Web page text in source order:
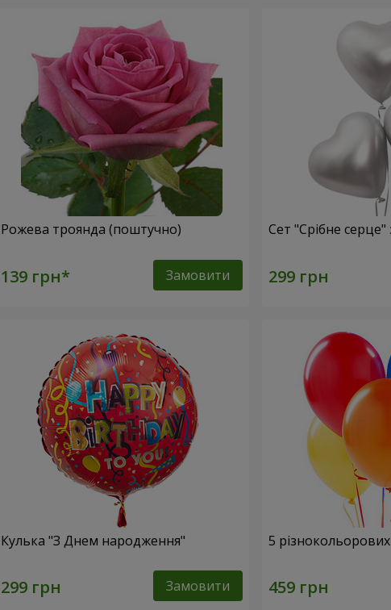
Рожева троянда (поштучно)
Замовити
Сет "Срібне серце"
Кулька "З Днем народження"
Замовити
5